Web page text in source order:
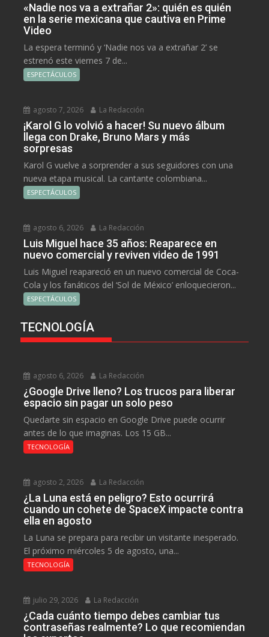
«Nadie nos va a extrañar 2»: quién es quién
en la serie mexicana que cautiva en Prime
Video
La espera terminó y ‘Nadie nos va a extrañar 2’ se
estrenó este viernes 7 de...
ESPECTÁCULOS
agosto 7, 2026 La Redacción
¡Karol G lo volvió a hacer! Su nuevo álbum
llega con Drake, Bruno Mars y más
sorpresas
Karol G vuelve a sorprender a sus seguidores con una
nueva etapa musical. La cantante colombiana...
ESPECTÁCULOS
agosto 6, 2026 La Redacción
Luis Miguel hace 35 años: Reaparece en
nuevo comercial y reviven video de 1991
Luis Miguel reapareció en un nuevo comercial de Coca-
Cola y los fanáticos del ‘Sol de México’ enloquecieron...
ESPECTÁCULOS
TECNOLOGÍA
agosto 6, 2026 La Redacción
¿Google Drive lleno? Los trucos para liberar
espacio sin pagar un solo peso
Quedarte sin espacio en Google Drive puede ocurrir
antes de lo que imaginas. Los 15 GB...
TECNOLOGÍA
agosto 2, 2026 La Redacción
¿La Luna está en peligro? Esto ocurrirá
cuando un cohete de SpaceX impacte contra
ella en agosto
La Luna se prepara para recibir un visitante inesperado.
El próximo miércoles 5 de agosto, una...
TECNOLOGÍA
julio 29, 2026 La Redacción
¿Cada cuánto tiempo debes cambiar tus
contraseñas realmente? Lo que recomiendan